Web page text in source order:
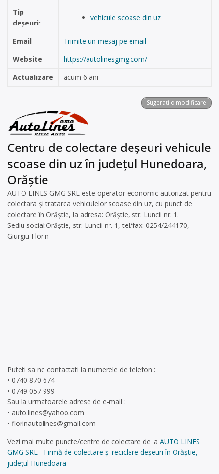
Tip
deșeuri:
vehicule scoase din uz
Email
Trimite un mesaj pe email
Website
https://autolinesgmg.com/
Actualizare
acum 6 ani
Sugerați o modificare
Centru de colectare deșeuri vehicule
scoase din uz în județul Hunedoara,
Orăștie
AUTO LINES GMG SRL este operator economic autorizat pentru
colectara și tratarea vehiculelor scoase din uz, cu punct de
colectare în Orăștie, la adresa: Orăștie, str. Luncii nr. 1.
Sediu social:Orăștie, str. Luncii nr. 1, tel/fax: 0254/244170,
Giurgiu Florin
Puteti sa ne contactati la numerele de telefon :
• 0740 870 674
• 0749 057 999
Sau la urmatoarele adrese de e-mail :
• auto.lines@yahoo.com
• florinautolines@gmail.com
Vezi mai multe puncte/centre de colectare de la AUTO LINES
GMG SRL - Firmă de colectare și reciclare deșeuri în Orăștie,
județul Hunedoara